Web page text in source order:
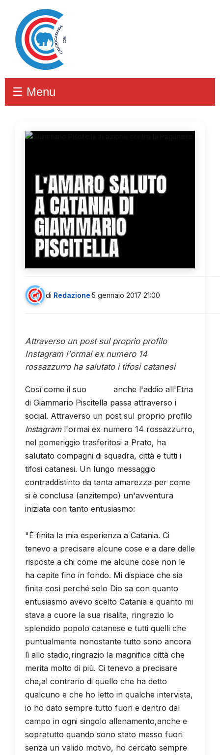
☰ Menu
L'AMARO SALUTO
A CATANIA DI
GIAMMARIO
PISCITELLA
di Redazione·5 gennaio 2017 21:00
Attraverso un post sul proprio profilo
Instagram l'ormai ex numero 14
rossazzurro ha salutato i tifosi catanesi
Così come il suo
anche l'addio all'Etna
di Giammario Piscitella passa attraverso i
social. Attraverso un post sul proprio profilo
Instagraml'ormai ex numero 14 rossazzurro,
nel pomeriggio trasferitosi a Prato, ha
salutato compagni di squadra, città e tutti i
tifosi catanesi. Un lungo messaggio
contraddistinto da tanta amarezza per come
si è conclusa (anzitempo) un'avventura
iniziata con tanto entusiasmo:
"È finita la mia esperienza a Catania. Ci
tenevo a precisare alcune cose e a dare delle
risposte a chi come me alcune cose non le
ha capite fino in fondo. Mi dispiace che sia
finita così perché solo Dio sa con quanto
entusiasmo avevo scelto Catania e quanto mi
stava a cuore la sua risalita, ringrazio lo
splendido popolo catanese e tutti quelli che
puntualmente nonostante tutto sono ancora
lì allo stadio,ringrazio la magnifica città che
merita molto di più. Ci tenevo a precisare
che,al contrario di quello che ha detto
qualcuno e che ho letto in qualche intervista,
io ho dato sempre tutto fuori e dentro dal
campo in ogni singolo allenamento,anche e
sopratutto quando sono stato messo fuori
senza un valido motivo, ho cercato sempre